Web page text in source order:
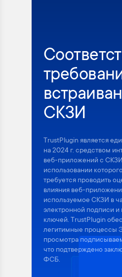
СКЗИ
TrustPlugin является
на 2024 г. средством
веб-приложений с
использовании
требуется проводить
влияния веб-
используемое СКЗИ в
электронной подписи и
ключей. TrustPlugin
легитимные процессы
просмотра
что подтверждено
ФСБ.